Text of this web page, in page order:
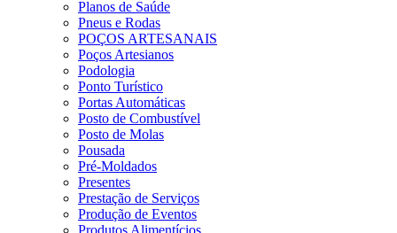
Planos de Saúde
Pneus e Rodas
POÇOS ARTESANAIS
Poços Artesianos
Podologia
Ponto Turístico
Portas Automáticas
Posto de Combustível
Posto de Molas
Pousada
Pré-Moldados
Presentes
Prestação de Serviços
Produção de Eventos
Produtos Alimentícios